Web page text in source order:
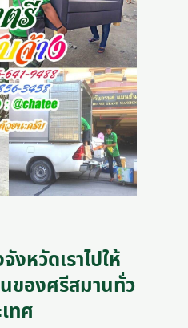
งหวัดเราไปให้
ของศรีสมานทั่ว
ทศ